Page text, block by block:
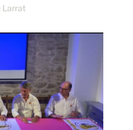
Larrat